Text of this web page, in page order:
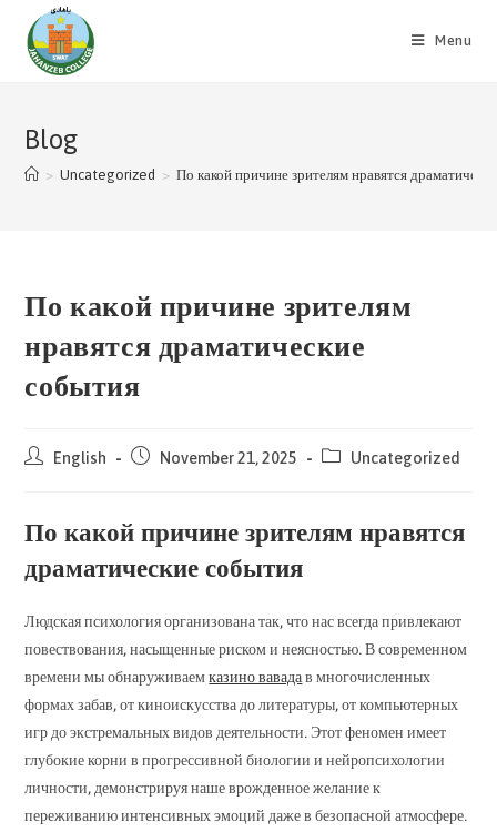
content
Menu
Blog
> Uncategorized > По какой причине зрителям нравятся
По какой причине зрителям
нравятся драматические
события
PostEnglish
PostNovember 21, 2025
PostUncategorized
По какой причине зрителям нравятся
драматические события
Людская психология организована так, что нас всегда привлекают
повествования, насыщенные риском и неясностью. В современном
времени мы обнаруживаемказино вавадав многочисленных
формах забав, от киноискусства до литературы, от компьютерных
игр до экстремальных видов деятельности. Этот феномен имеет
глубокие корни в прогрессивной биологии и нейропсихологии
личности, демонстрируя наше врожденное желание к
переживанию интенсивных эмоций даже в безопасной атмосфере.